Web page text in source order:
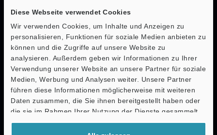
Diese Webseite verwendet Cookies
Wir verwenden Cookies, um Inhalte und Anzeigen zu
personalisieren, Funktionen für soziale Medien anbieten zu
können und die Zugriffe auf unsere Website zu
analysieren. Außerdem geben wir Informationen zu Ihrer
Verwendung unserer Website an unsere Partner für soziale
Medien, Werbung und Analysen weiter. Unsere Partner
führen diese Informationen möglicherweise mit weiteren
Daten zusammen, die Sie ihnen bereitgestellt haben oder
die sie im Rahmen Ihrer Nutzung der Dienste gesammelt
haben.
Hochgeschwindigkeitsbetrieb
mitLumiTrax TM-Unterstützung
Mehr Pixel und höhere